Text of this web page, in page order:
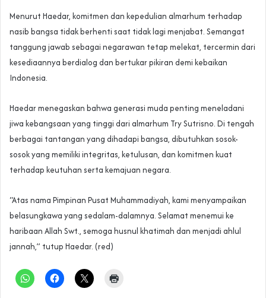
Menurut Haedar, komitmen dan kepedulian almarhum terhadap
nasib bangsa tidak berhenti saat tidak lagi menjabat. Semangat
tanggung jawab sebagai negarawan tetap melekat, tercermin dari
kesediaannya berdialog dan bertukar pikiran demi kebaikan
Indonesia.
Haedar menegaskan bahwa generasi muda penting meneladani
jiwa kebangsaan yang tinggi dari almarhum Try Sutrisno. Di tengah
berbagai tantangan yang dihadapi bangsa, dibutuhkan sosok-
sosok yang memiliki integritas, ketulusan, dan komitmen kuat
terhadap keutuhan serta kemajuan negara.
“Atas nama Pimpinan Pusat Muhammadiyah, kami menyampaikan
belasungkawa yang sedalam-dalamnya. Selamat menemui ke
haribaan Allah Swt., semoga husnul khatimah dan menjadi ahlul
jannah,” tutup Haedar. (red)